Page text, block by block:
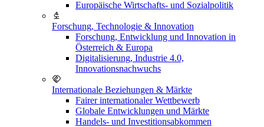
Europäische Wirtschafts- und Sozialpolitik
Forschung, Technologie & Innovation
Forschung, Entwicklung und Innovation in
Österreich & Europa
Digitalisierung, Industrie 4.0,
Innovationsnachwuchs
Internationale Beziehungen & Märkte
Fairer internationaler Wettbewerb
Globale Entwicklungen und Märkte
Handels- und Investitionsabkommen